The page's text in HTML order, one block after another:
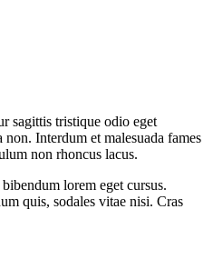
sagittis tristique odio eget
Interdum et malesuada fames
non rhoncus lacus.
lorem eget cursus.
quis, sodales vitae nisi. Cras